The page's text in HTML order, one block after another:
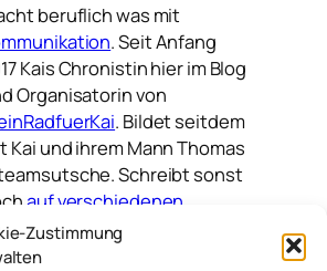
Zustimmung
beruflich was mit
. Seit Anfang
Kais Chronistin hier im Blog
Organisatorin von
. Bildet seitdem
Kai und ihrem Mann Thomas
Schreibt sonst
auf verschiedenen
Blogs.